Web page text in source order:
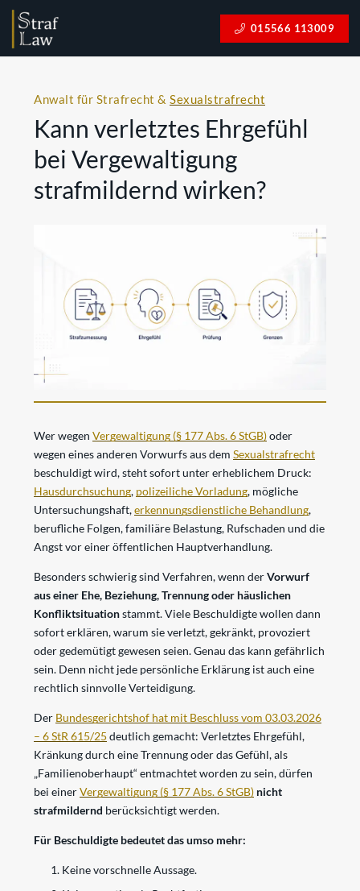
015566 113009
Anwalt für Strafrecht & Sexualstrafrecht
Kann verletztes Ehrgefühl
bei Vergewaltigung
strafmildernd wirken?
Wer wegen Vergewaltigung (§ 177 Abs. 6 StGB)oder
wegen eines anderen Vorwurfs aus dem Sexualstrafrecht
beschuldigt wird, steht sofort unter erheblichem Druck:
Hausdurchsuchung, polizeiliche Vorladung, mögliche
Untersuchungshaft,erkennungsdienstliche Behandlung,
berufliche Folgen, familiäre Belastung, Rufschaden und die
Angst vor einer öffentlichen Hauptverhandlung.
Besonders schwierig sind Verfahren, wenn derVorwurf
aus einer Ehe, Beziehung, Trennung oder häuslichen
Konfliktsituationstammt. Viele Beschuldigte wollen dann
sofort erklären, warum sie verletzt, gekränkt, provoziert
oder gedemütigt gewesen seien. Genau das kann gefährlich
sein. Denn nicht jede persönliche Erklärung ist auch eine
rechtlich sinnvolle Verteidigung.
Der Bundesgerichtshof hat mit Beschluss vom 03.03.2026
– 6 StR 615/25 deutlich gemacht: Verletztes Ehrgefühl,
Kränkung durch eine Trennung oder das Gefühl, als
„Familienoberhaupt“ entmachtet worden zu sein, dürfen
bei einerVergewaltigung (§ 177 Abs. 6 StGB) nicht
strafmildernd berücksichtigt werden.
Für Beschuldigte bedeutet das umso mehr:
Keine vorschnelle Aussage.